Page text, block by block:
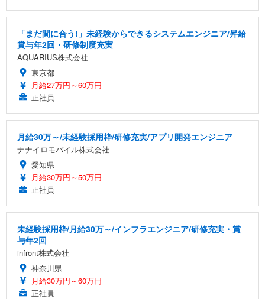
「まだ間に合う!」未経験からできるシステムエンジニア/昇給
賞与年2回・研修制度充実
AQUARIUS株式会社
東京都
月給27万円～60万円
正社員
月給30万～/未経験採用枠/研修充実/アプリ開発エンジニア
ナナイロモバイル株式会社
愛知県
月給30万円～50万円
正社員
未経験採用枠/月給30万～/インフラエンジニア/研修充実・賞
与年2回
infront株式会社
神奈川県
月給30万円～60万円
正社員